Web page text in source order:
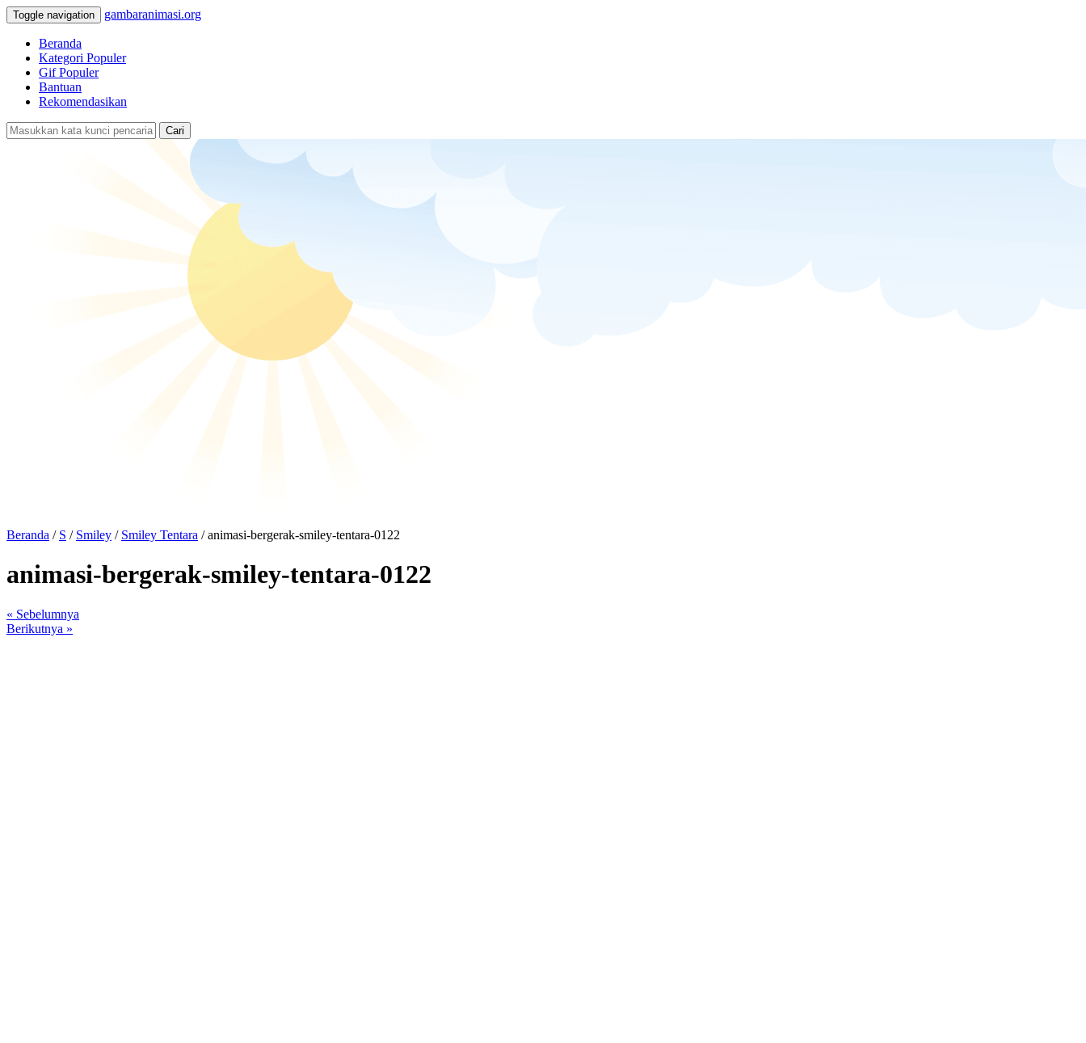
Toggle navigation gambaranimasi.org
Beranda
Kategori Populer
Gif Populer
Bantuan
Rekomendasikan
Cari
Beranda / S / Smiley / Smiley Tentara / animasi-bergerak-smiley-tentara-0122
animasi-bergerak-smiley-tentara-0122
« Sebelumnya
Berikutnya »